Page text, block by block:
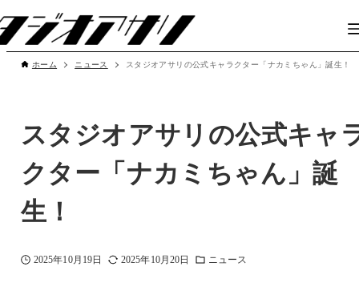
ホーム ニュース スタジオアサリの公式キャラクター「ナカミちゃん」誕生！
スタジオアサリの公式キャ
クター「ナカミちゃん」誕
生！
2025年10月19日 2025年10月20日 ニュース